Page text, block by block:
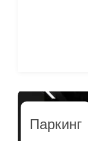
Паркинг